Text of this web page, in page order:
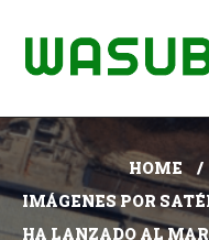
HOME
IMÁGENES POR
HA LANZADO AL